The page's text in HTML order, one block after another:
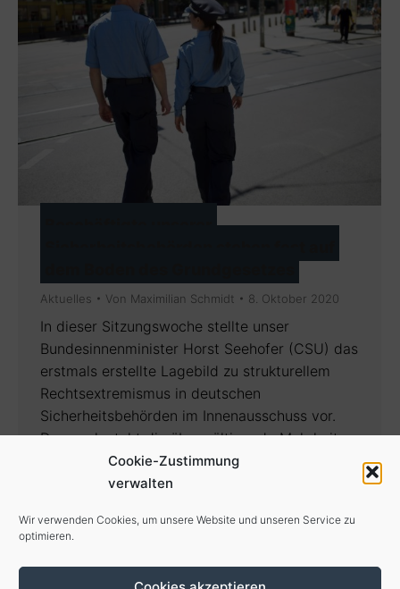
Cookie-Zustimmung
verwalten
Wir verwenden Cookies, um unsere Website und unseren Service zu
optimieren.
Aktuelles Von Maximilian Schmidt 8. Oktober 2020
In dieser Sitzungswoche stellte unser
Bundesinnenminister Horst Seehofer (CSU) das
erstmals erstellte Lagebild zu strukturellem
Rechtsextremismus in deutschen
Sicherheitsbehörden im Innenausschuss vor.
Demnach steht die überwältigende Mehrheit
der Mitarbeiterinnen und Mitarbeiter der
Sicherheitsbehörden fest auf dem Boden des
Erfahrung aus unzähligen Gesprächen mit
Polizei haben sich…